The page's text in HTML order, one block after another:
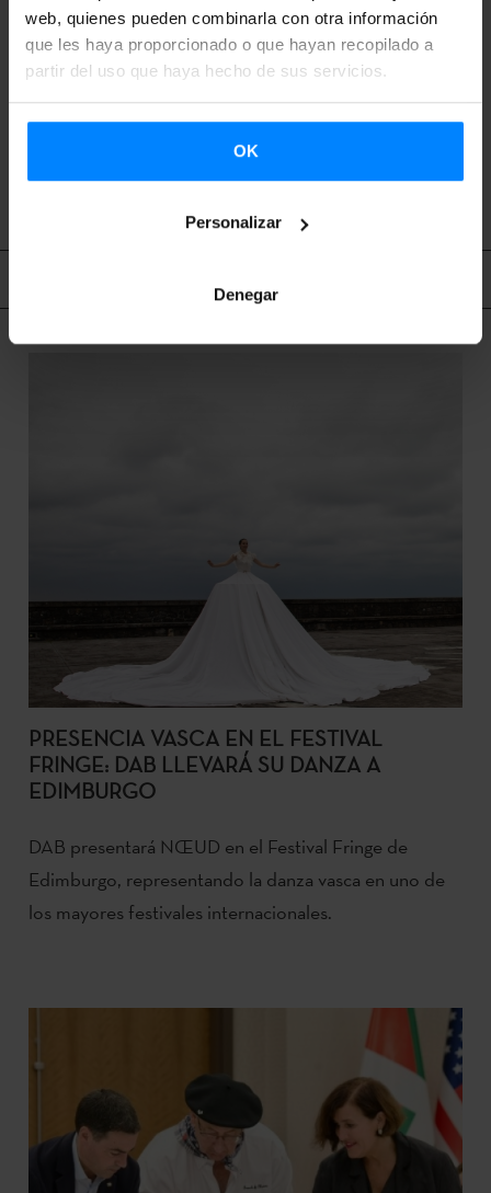
web, quienes pueden combinarla con otra información
que les haya proporcionado o que hayan recopilado a
partir del uso que haya hecho de sus servicios.
OK
Personalizar
Denegar
PRESENCIA VASCA EN EL FESTIVAL
FRINGE: DAB LLEVARÁ SU DANZA A
EDIMBURGO
DAB presentará NŒUD en el Festival Fringe de
Edimburgo, representando la danza vasca en uno de
los mayores festivales internacionales.